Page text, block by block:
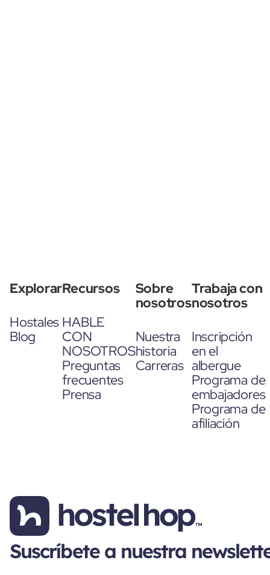
Explorar
Hostales
Blog
Recursos
HABLE
CON
NOSOTROS
Preguntas
frecuentes
Prensa
Sobre
nosotros
Nuestra
historia
Carreras
Trabaja con
nosotros
Inscripción
en el
albergue
Programa de
embajadores
Programa de
afiliación
Suscríbete a nuestra